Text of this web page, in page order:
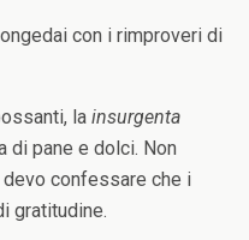
con i rimproveri di
la insurgenta
di pane e dolci. Non
confessare che i
gratitudine.